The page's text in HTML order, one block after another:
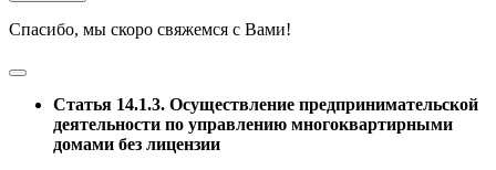
Спасибо, мы скоро свяжемся с Вами!
Статья 14.1.3. Осуществление предпринимательской
деятельности по управлению многоквартирными
домами без лицензии